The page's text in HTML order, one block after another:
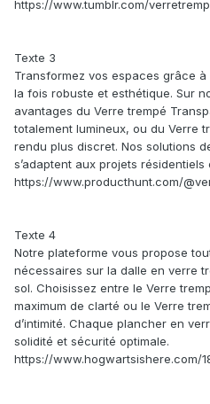
https://www.tumblr.com/
Texte 3
Transformez vos espaces grâce
la fois robuste et esthétique. Sur
avantages du Verre trempé
totalement lumineux, ou du Verre
rendu plus discret. Nos solutions
s’adaptent aux projets résidentiels
https://www.producthunt.com/
Texte 4
Notre plateforme vous propose
nécessaires sur la dalle en verre
sol. Choisissez entre le Verre
maximum de clarté ou le Verre
d’intimité. Chaque plancher en
solidité et sécurité optimale.
https://www.hogwartsishere.com/